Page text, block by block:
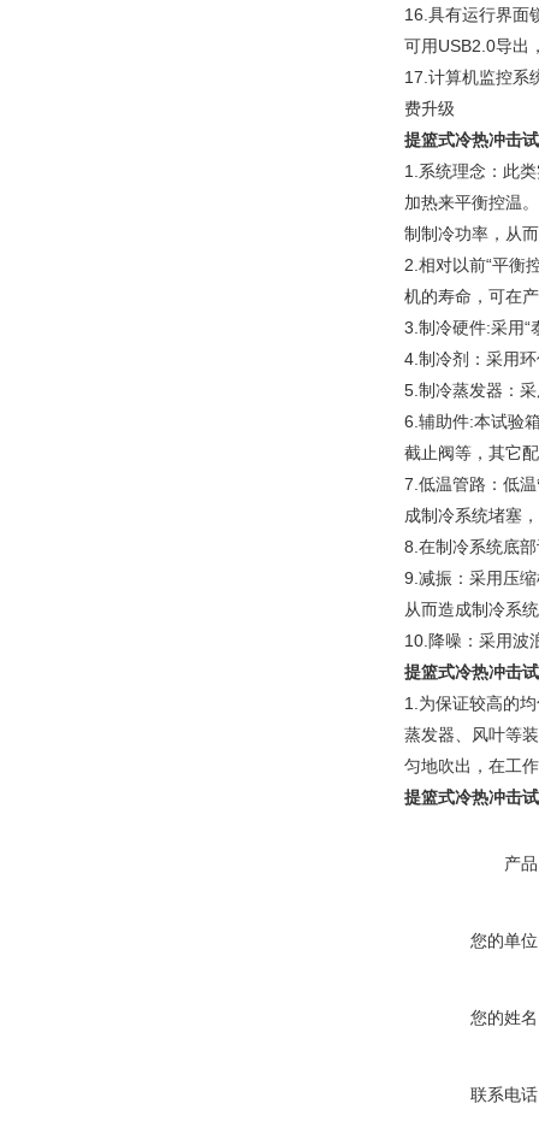
16.具有运行界面
可用USB2.0导出
17.计算机监控系
费升级
提篮式冷热冲击
1.系统理念：此
加热来平衡控温
制制冷功率，从
2.相对以前“平衡
机的寿命，可在
3.制冷硬件:采用“
4.制冷剂：采用
5.制冷蒸发器：
6.辅助件:本试验
截止阀等，其它
7.低温管路：低
成制冷系统堵塞
8.在制冷系统底
9.减振：采用压
从而造成制冷系
10.降噪：采用波
提篮式冷热冲击
1.为保证较高的
蒸发器、风叶等
匀地吹出，在工
提篮式冷热冲击
产
您的单
您的姓
联系电